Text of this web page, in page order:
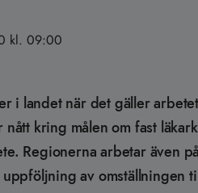
kl. 09:00
i landet när det gäller
kring målen om fast
Regionerna arbetar även
uppföljning av omställningen